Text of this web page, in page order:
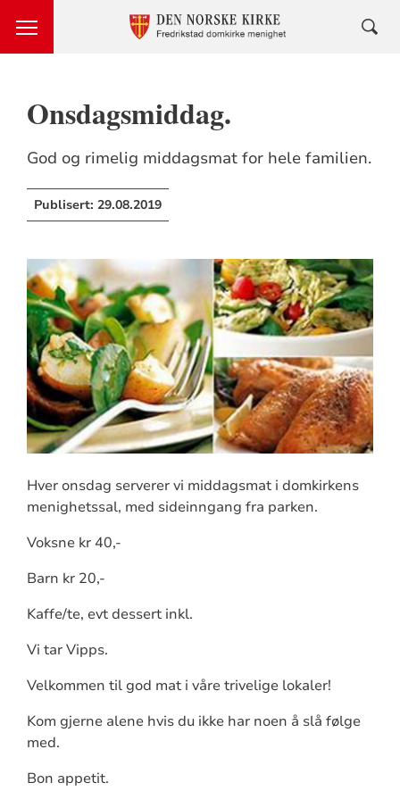
Onsdagsmiddag.
God og rimelig middagsmat for hele familien.
Publisert: 29.08.2019
Hver onsdag serverer vi middagsmat i domkirkens
menighetssal, med sideinngang fra parken.
Voksne kr 40,-
Barn kr 20,-
Kaffe/te, evt dessert inkl.
Vi tar Vipps.
Velkommen til god mat i våre trivelige lokaler!
Kom gjerne alene hvis du ikke har noen å slå følge
med.
Bon appetit.